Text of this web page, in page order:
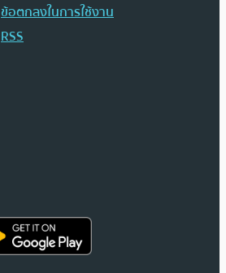
ข้อตกลงในการใช้งาน
RSS